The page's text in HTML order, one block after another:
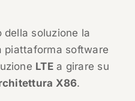
della soluzione la
piattaforma software
LTEa girare su
X86.